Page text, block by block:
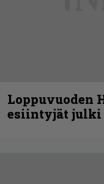
Loppuvuoden
esiintyjät julki